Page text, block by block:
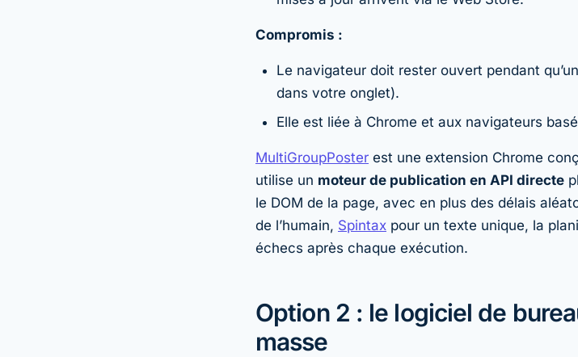
Compromis :
Le navigateur doit rester ouvert pendant
dans votre onglet).
Elle est liée à Chrome et aux navigateurs
MultiGroupPoster est une extension Chrome
utilise un moteur de publication en API directe
le DOM de la page, avec en plus des délais
de l’humain, Spintax pour un texte unique, la
échecs après chaque exécution.
Option 2 : le logiciel de
masse